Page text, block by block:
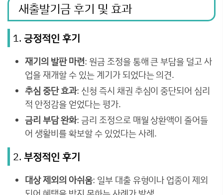
새출발기금 후기 및 효과
1. 긍정적인 후기
재기의 발판 마련: 원금 조정을 통해 큰 부담을 덜고 사
업을 재개할 수 있는 계기가 되었다는 의견.
추심 중단 효과: 신청 즉시 채권 추심이 중단되어 심리
적 안정감을 얻었다는 평가.
금리 부담 완화: 금리 조정으로 매월 상환액이 줄어들
어 생활비를 확보할 수 있었다는 사례.
2. 부정적인 후기
대상 제외의 아쉬움: 일부 대출 유형이나 업종이 제외